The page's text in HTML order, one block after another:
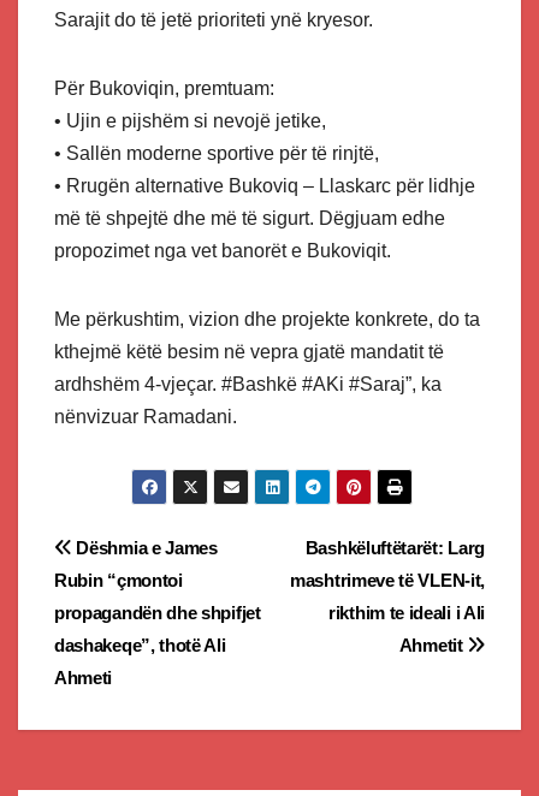
Sarajit do të jetë prioriteti ynë kryesor.
Për Bukoviqin, premtuam:
• Ujin e pijshëm si nevojë jetike,
• Sallën moderne sportive për të rinjtë,
• Rrugën alternative Bukoviq – Llaskarc për lidhje
më të shpejtë dhe më të sigurt. Dëgjuam edhe
propozimet nga vet banorët e Bukoviqit.
Me përkushtim, vizion dhe projekte konkrete, do ta
kthejmë këtë besim në vepra gjatë mandatit të
ardhshëm 4-vjeçar. #Bashkë #AKi #Saraj”, ka
nënvizuar Ramadani.
Post
navigation
Bashkëluftëtarët: Larg
mashtrimeve të VLEN-it,
rikthim te ideali i Ali
Ahmetit
Dëshmia e James
Rubin “çmontoi
propagandën dhe shpifjet
dashakeqe”, thotë Ali
Ahmeti